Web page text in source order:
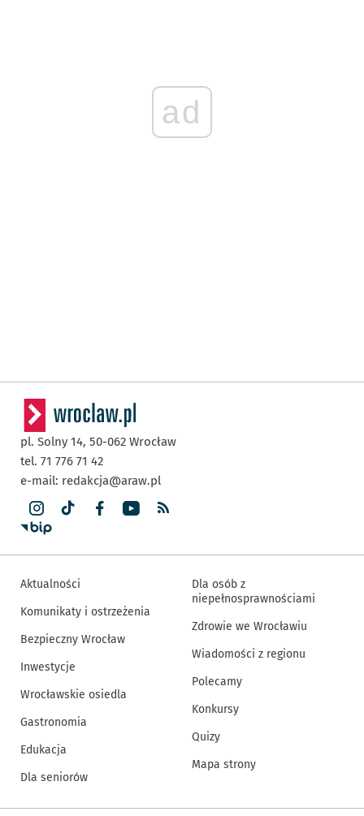
ad
pl. Solny 14, 50-062 Wrocław
tel. 71 776 71 42
e-mail: redakcja@araw.pl
Aktualności
Komunikaty i ostrzeżenia
Bezpieczny Wrocław
Inwestycje
Wrocławskie osiedla
Gastronomia
Edukacja
Dla seniorów
Dla osób z
niepełnosprawnościami
Zdrowie we Wrocławiu
Wiadomości z regionu
Polecamy
Konkursy
Quizy
Mapa strony